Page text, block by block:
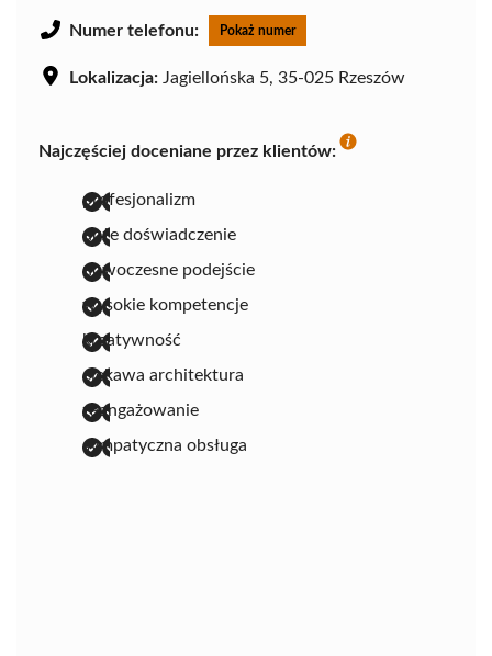
Numer telefonu: Pokaż numer
Lokalizacja: Jagiellońska 5, 35-025 Rzeszów
Najczęściej doceniane przez klientów:
profesjonalizm
duże doświadczenie
nowoczesne podejście
wysokie kompetencje
kreatywność
ciekawa architektura
zaangażowanie
sympatyczna obsługa